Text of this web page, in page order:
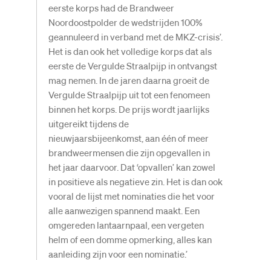
eerste korps had de Brandweer
Noordoostpolder de wedstrijden 100%
geannuleerd in verband met de MKZ-crisis’.
Het is dan ook het volledige korps dat als
eerste de Vergulde Straalpijp in ontvangst
mag nemen. In de jaren daarna groeit de
Vergulde Straalpijp uit tot een fenomeen
binnen het korps. De prijs wordt jaarlijks
uitgereikt tijdens de
nieuwjaarsbijeenkomst, aan één of meer
brandweermensen die zijn opgevallen in
het jaar daarvoor. Dat ‘opvallen’ kan zowel
in positieve als negatieve zin. Het is dan ook
vooral de lijst met nominaties die het voor
alle aanwezigen spannend maakt. Een
omgereden lantaarnpaal, een vergeten
helm of een domme opmerking, alles kan
aanleiding zijn voor een nominatie.’